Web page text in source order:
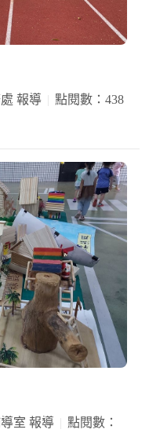
報導
點閱數：438
室 報導
點閱數：